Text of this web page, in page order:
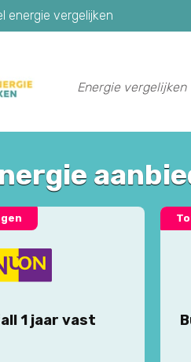
energie vergelijken
Energie vergelijken
1 jaar vast